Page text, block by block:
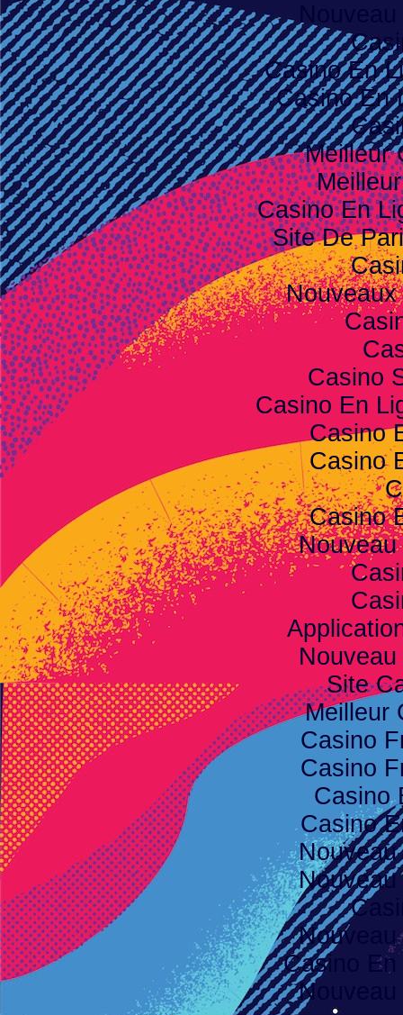
Casino En
Casino En
Meilleur
Casino En
Site De
Casino
Casino En
Casino
Casino
Casino
Site
Meilleur
Casino
Casino
Casino
Casino
Casino